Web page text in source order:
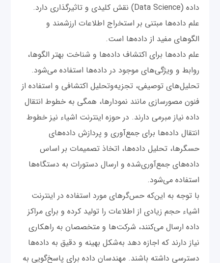
داده (Data Science) نقش کلیدی و تاثیرگذاری دارد.
علم داده‌ها مبتنی بر استخراج اطلاعات ارزشمند و
الگوهای مفید از داده‌ها است.
علم داده‌ها برای اکتشاف داده‌ها و شناخت بهتر الگوها،
روابط و ویژگی‌های موجود در داده‌ها استفاده می‌شود.
تحلیل‌های توصیفی، تجزیه‌وتحلیل اکتشافی و استفاده از
فنون مصورسازی مانند نمودارها، همگی به خطوط انتقال
داده نیاز مبرمی دارند. در حوزه اینترنت اشیاء نیز خطوط
انتقال داده‌ها برای جمع‌آوری و پردازش داده‌های
حسگرها، تحلیل داده‌ها، اتخاذ تصمیمات بر اساس
داده‌های جمع‌آوری‌شده و ارسال دستورات به دستگاه‌ها
استفاده می‌شود.
با توجه به این‌که حس‌گرهای مورد استفاده در اینترنت
اشیاء حجم زیادی از اطلاعات را تولید کرده و برای مراکز
داده ارسال می‌کنند، شرکت‌ها و متخصصان به راهکاری
نیاز دارند که اجازه دهد به‌شکل بهینه و دقیق به داده‌ها
دسترسی داشته باشند. مهندسان داده برای پاسخ‌گویی به